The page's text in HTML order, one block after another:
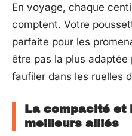
En voyage, chaque
comptent. Votre
parfaite pour les
être pas la plus adaptée
faufiler dans les ruelles
La compacité et
meilleurs alliés